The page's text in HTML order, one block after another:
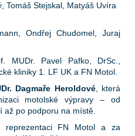
Tomáš Stejskal, Matyáš Uvíra
Ondřej Chudomel, Juraj
MUDr. Pavel Pafko, DrSc.,
kliniky 1. LF UK a FN Motol.
Dagmaře Heroldové, která
motolské výpravy – od
až po podporu na místě.
reprezentaci FN Motol a za